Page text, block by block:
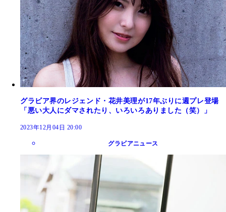
グラビア界のレジェンド・花井美理が17年ぶりに週プレ登場
「悪い大人にダマされたり、いろいろありました（笑）」
2023年12月04日 20:00
グラビアニュース